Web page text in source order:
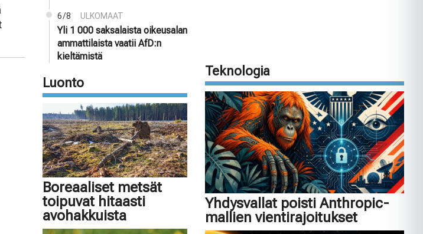
6/8 ULKOMAAT
Yli 1 000 saksalaista oikeusalan
ammattilaista vaatii AfD:n
kieltämistä
Luonto
Boreaaliset metsät
toipuvat hitaasti
avohakkuista
Teknologia
Yhdysvallat poisti Anthropic-
mallien vientirajoitukset